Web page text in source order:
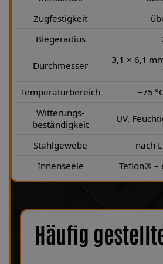
Zugfestigkeit
Biegeradius
Durchmesser
3,1 × 6,1
Temperaturbereich
−75
Witterungs-
beständigkeit
UV,
Stahlgewebe
nach
Innenseele
Teflon® –
Häufig